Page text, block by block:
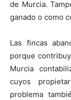
de Murcia.
ganado o como
Las fincas
porque
Murcia
cuyos
problema